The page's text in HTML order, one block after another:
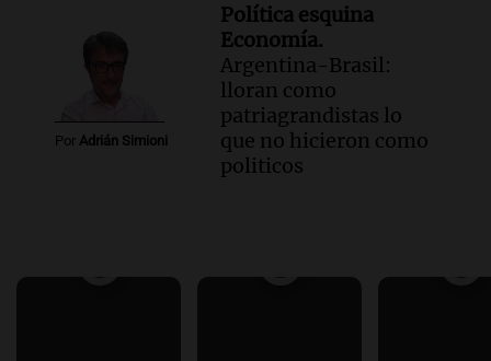
Por Adrián Simioni
Política esquina
Economía.
Argentina-Brasil:
lloran como
patriagrandistas lo
que no hicieron como
politicos